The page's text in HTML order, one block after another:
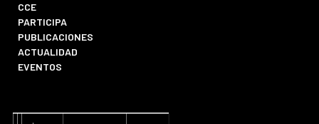
CCE
PARTICIPA
PUBLICACIONES
ACTUALIDAD
EVENTOS